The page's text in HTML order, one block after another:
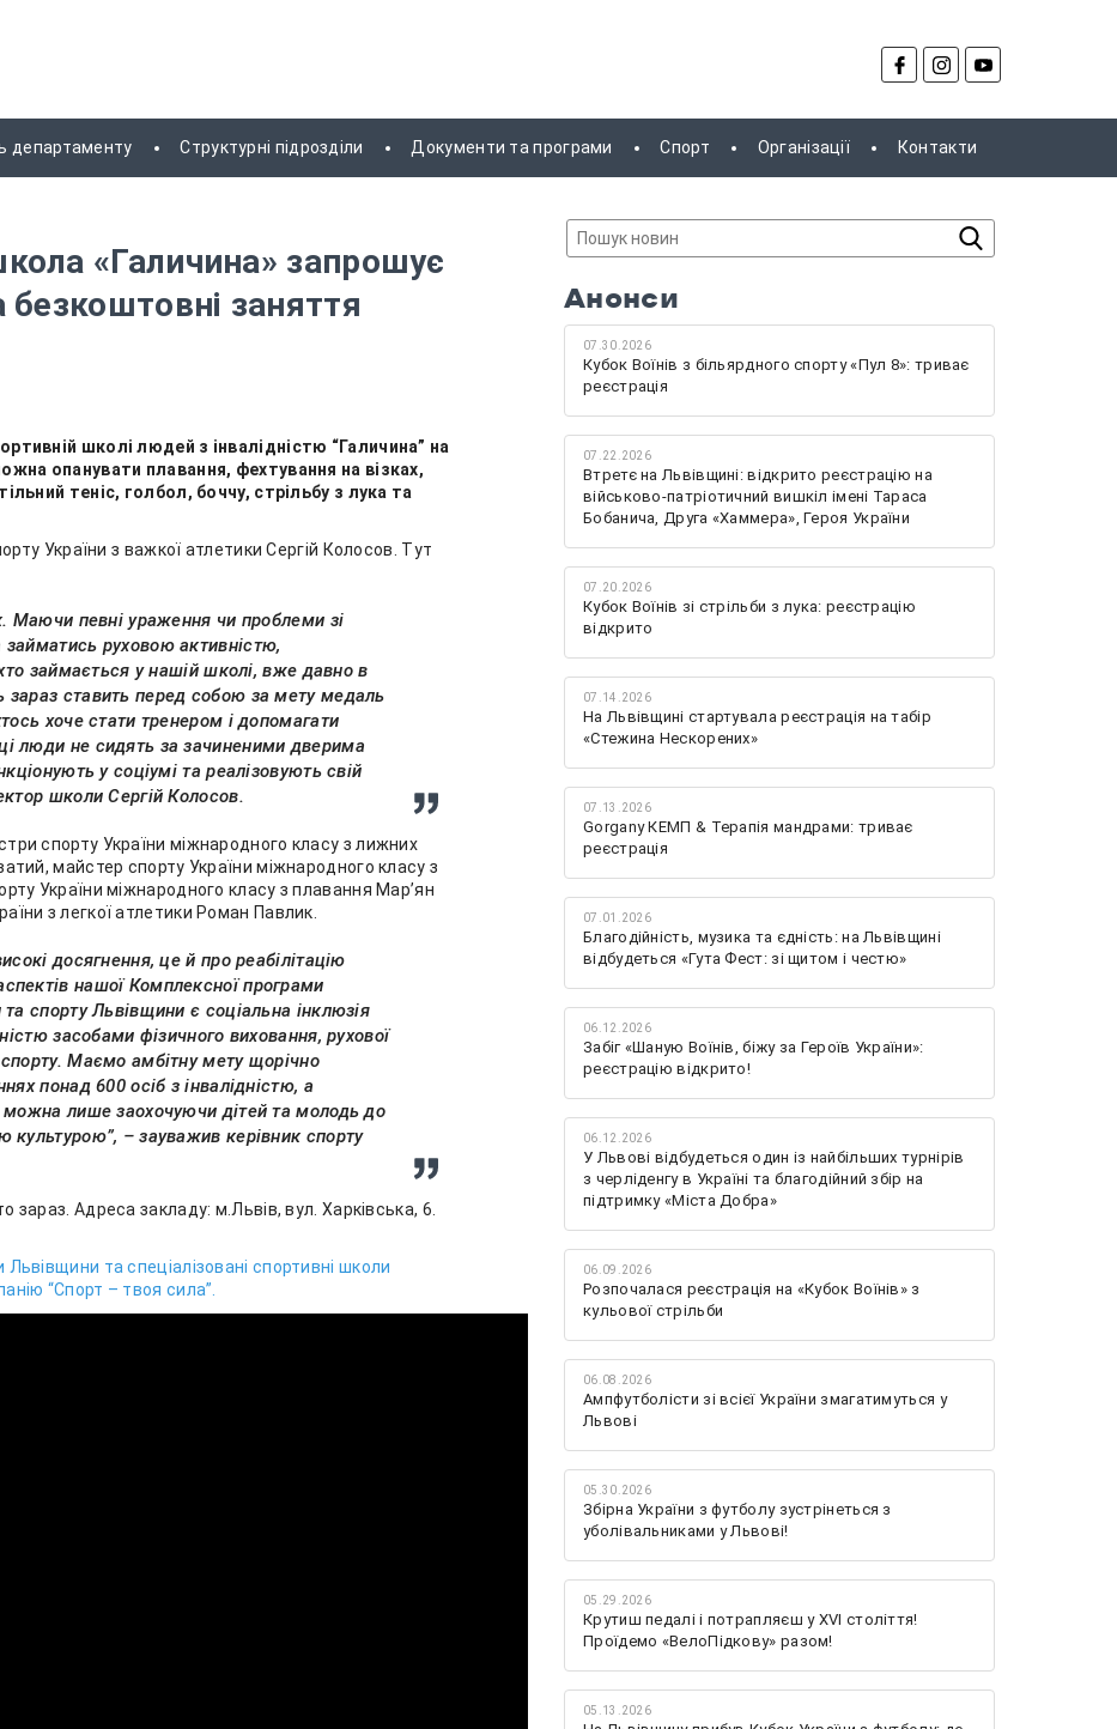
департаменту Структурні підрозділи Документи та програми Спорт Організації Контакти
«Галичина» запрошує
безкоштовні заняття
школі людей з інвалідністю “Галичина” на
опанувати плавання, фехтування на візках,
теніс, голбол, боччу, стрільбу з лука та
України з важкої атлетики Сергій Колосов. Тут
Маючи певні ураження чи проблеми зі
руховою активністю,
хто займається у нашій школі, вже давно в
зараз ставить перед собою за мету медаль
хоче стати тренером і допомагати
люди не сидять за зачиненими дверима
у соціумі та реалізовують свій
школи Сергій Колосов.
спорту України міжнародного класу з лижних
майстер спорту України міжнародного класу з
України міжнародного класу з плавання Мар’ян
з легкої атлетики Роман Павлик.
досягнення, це й про реабілітацію
нашої Комплексної програми
та спорту Львівщини є соціальна інклюзія
засобами фізичного виховання, рухової
спорту. Маємо амбітну мету щорічно
понад 600 осіб з інвалідністю, а
можна лише заохочуючи дітей та молодь до
культурою”, – зауважив керівник спорту
Адреса закладу: м.Львів, вул. Харківська, 6.
та спеціалізовані спортивні школи
“Спорт – твоя сила”.
Анонси
07.30.2026
Кубок Воїнів з більярдного спорту «Пул 8»: триває
реєстрація
07.22.2026
Втретє на Львівщині: відкрито реєстрацію на
військово-патріотичний вишкіл імені Тараса
Бобанича, Друга «Хаммера», Героя України
07.20.2026
Кубок Воїнів зі стрільби з лука: реєстрацію
відкрито
07.14.2026
На Львівщині стартувала реєстрація на табір
«Стежина Нескорених»
07.13.2026
Gorgany КЕМП & Терапія мандрами: триває
реєстрація
07.01.2026
Благодійність, музика та єдність: на Львівщині
відбудеться «Гута Фест: зі щитом і честю»
06.12.2026
Забіг «Шаную Воїнів, біжу за Героїв України»:
реєстрацію відкрито!
06.12.2026
У Львові відбудеться один із найбільших турнірів
з черліденгу в Україні та благодійний збір на
підтримку «Міста Добра»
06.09.2026
Розпочалася реєстрація на «Кубок Воїнів» з
кульової стрільби
06.08.2026
Ампфутболісти зі всієї України змагатимуться у
Львові
05.30.2026
Збірна України з футболу зустрінеться з
уболівальниками у Львові!
05.29.2026
Крутиш педалі і потрапляєш у XVI століття!
Проїдемо «ВелоПідкову» разом!
05.13.2026